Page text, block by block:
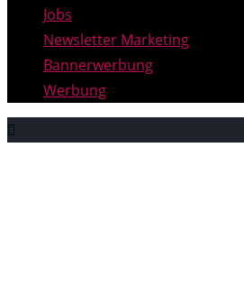
Jobs
Newsletter Marketing
Bannerwerbung
Werbung